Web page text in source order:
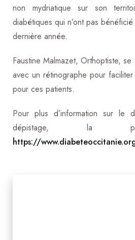
non mydriatique sur son
diabétiques qui n’ont pas
dernière année.
Faustine Malmazet, Orthoptiste,
avec un rétinographe pour
pour ces patients.
Pour plus d’information sur le
dépistage, la
https://